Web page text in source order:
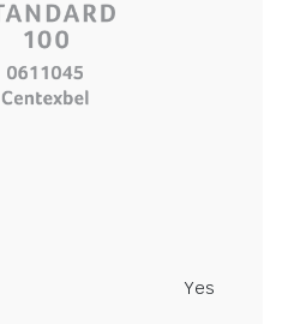
Yes